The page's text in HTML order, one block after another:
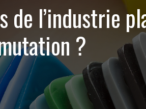
l’industrie
?